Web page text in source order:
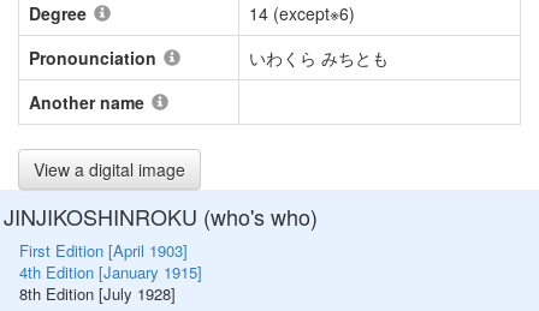
Degree
14 (except※6)
Pronounciation
いわくら みちとも
Another name
View a digital image
JINJIKOSHINROKU (who's who)
First Edition [April 1903]
4th Edition [January 1915]
8th Edition [July 1928]